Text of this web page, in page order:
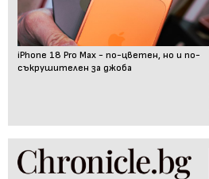
iPhone 18 Pro Max - по-цветен, но и по-
съкрушителен за джоба